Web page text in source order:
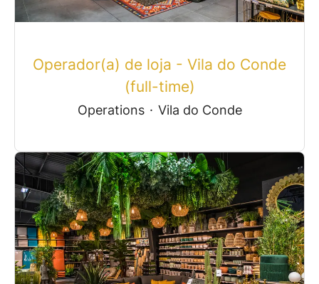
Operador(a) de loja - Vila do Conde
(full-time)
Operations · Vila do Conde